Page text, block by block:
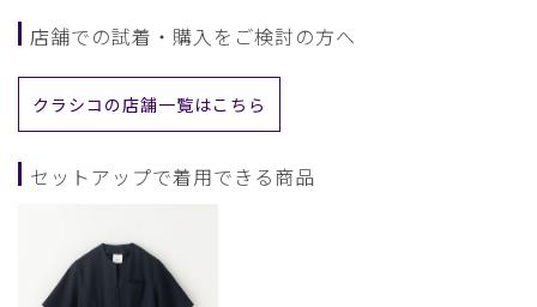
店舗での試着・購入をご検討の方へ
クラシコの店舗一覧はこちら
セットアップで着用できる商品